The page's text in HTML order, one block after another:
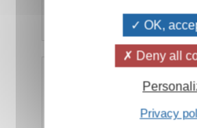
Geheimnisse aus dem
OK,
Deny all
Privacy